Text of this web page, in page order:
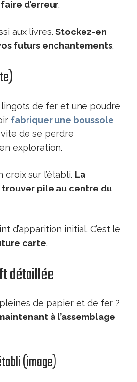
d’erreur.
aux livres. Stockez-en
futurs enchantements.
lingots de fer et une poudre
fabriquer une boussole
de se perdre
exploration.
sur l’établi. La
pile au centre du
d’apparition initial. C’est le
carte.
détaillée
de papier et de fer ?
à l’assemblage
(image)